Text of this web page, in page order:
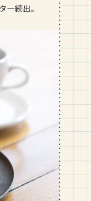
続出。